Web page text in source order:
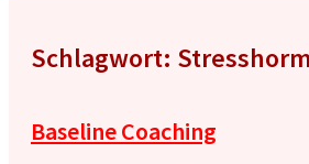
Schlagwort:
Baseline Coaching